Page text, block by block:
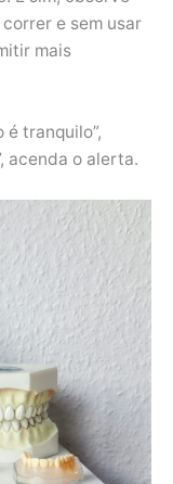
e sem usar
mais
é tranquilo”,
acenda o alerta.